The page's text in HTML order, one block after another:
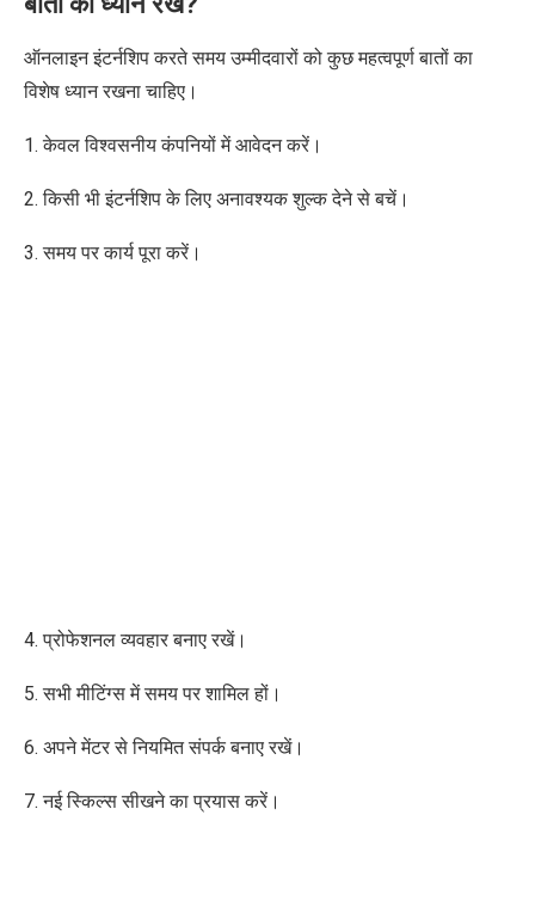
ऑनलाइन इंटर्नशिप करते समय उम्मीदवारों को कुछ महत्वपूर्ण बातों का
विशेष ध्यान रखना चाहिए।
1. केवल विश्वसनीय कंपनियों में आवेदन करें।
2. किसी भी इंटर्नशिप के लिए अनावश्यक शुल्क देने से बचें।
3. समय पर कार्य पूरा करें।
4. प्रोफेशनल व्यवहार बनाए रखें।
5. सभी मीटिंग्स में समय पर शामिल हों।
6. अपने मेंटर से नियमित संपर्क बनाए रखें।
7. नई स्किल्स सीखने का प्रयास करें।